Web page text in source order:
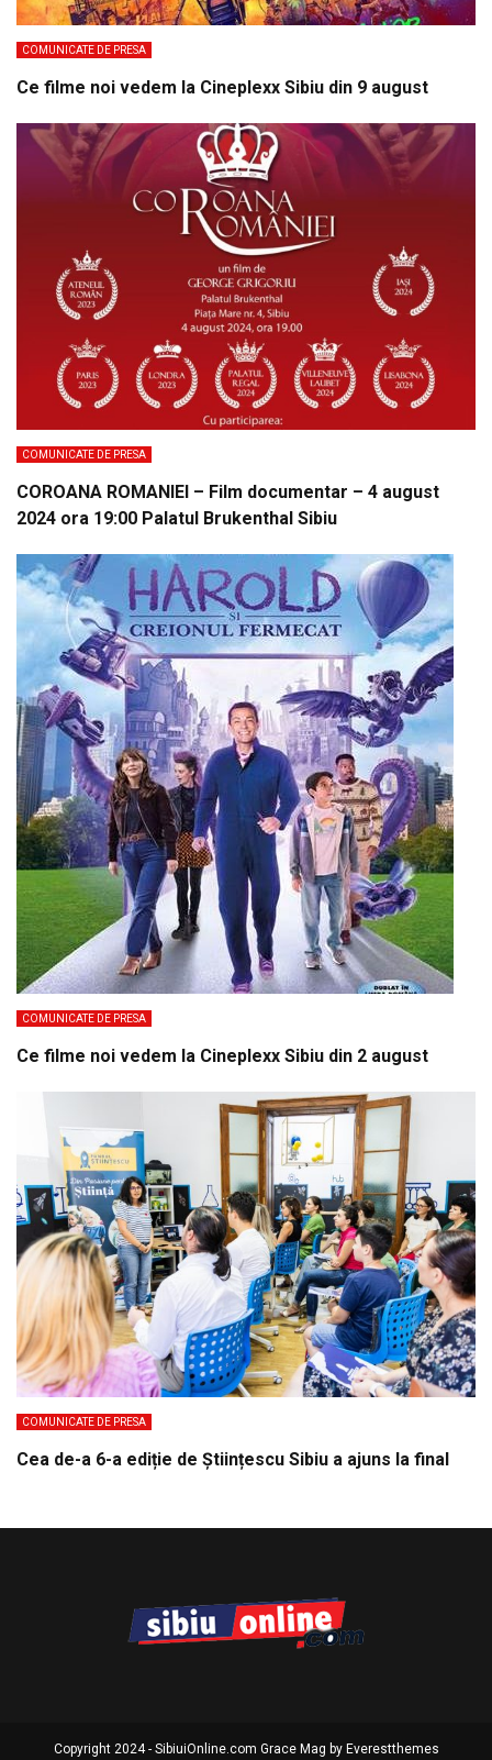
COMUNICATE DE PRESA
Ce filme noi vedem la Cineplexx Sibiu din 9 august
COMUNICATE DE PRESA
COROANA ROMANIEI – Film documentar – 4 august
2024 ora 19:00 Palatul Brukenthal Sibiu
COMUNICATE DE PRESA
Ce filme noi vedem la Cineplexx Sibiu din 2 august
COMUNICATE DE PRESA
Cea de-a 6-a ediție de Științescu Sibiu a ajuns la final
Copyright 2024 - SibiuiOnline.com Grace Mag by Everestthemes